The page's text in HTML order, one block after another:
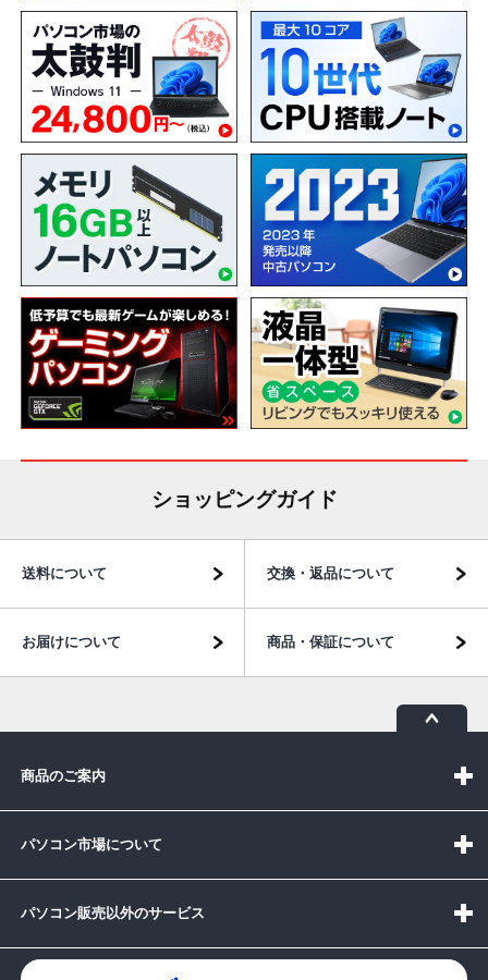
ショッピングガイド
送料について 交換・返品について
お届けについて 商品・保証について
商品のご案内
パソコン市場について
パソコン販売以外のサービス